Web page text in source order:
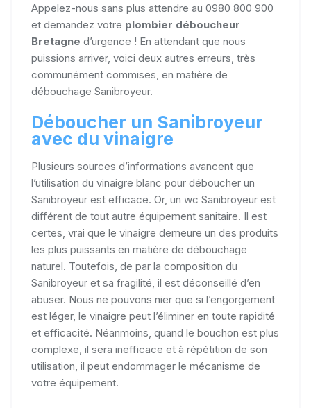
Appelez-nous sans plus attendre au 0980 800 900
et demandez votre plombier déboucheur
Bretagne d’urgence ! En attendant que nous
puissions arriver, voici deux autres erreurs, très
communément commises, en matière de
débouchage Sanibroyeur.
Déboucher un Sanibroyeur
avec du vinaigre
Plusieurs sources d’informations avancent que
l’utilisation du vinaigre blanc pour déboucher un
Sanibroyeur est efficace. Or, un wc Sanibroyeur est
différent de tout autre équipement sanitaire. Il est
certes, vrai que le vinaigre demeure un des produits
les plus puissants en matière de débouchage
naturel. Toutefois, de par la composition du
Sanibroyeur et sa fragilité, il est déconseillé d’en
abuser. Nous ne pouvons nier que si l’engorgement
est léger, le vinaigre peut l’éliminer en toute rapidité
et efficacité. Néanmoins, quand le bouchon est plus
complexe, il sera inefficace et à répétition de son
utilisation, il peut endommager le mécanisme de
votre équipement.